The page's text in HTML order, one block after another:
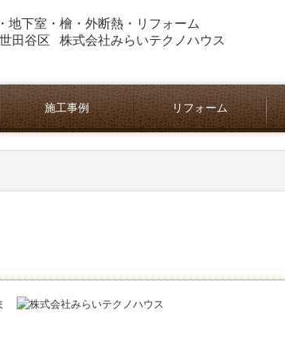
地下室・檜・外断熱・ リフォーム
田谷区 株式会社みらいテクノハウス
施工事例 リフォーム
マンション リフォーム